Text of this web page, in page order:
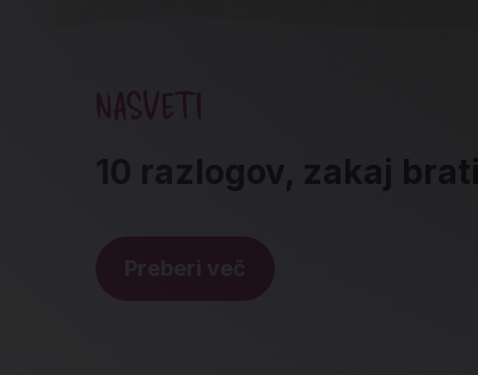
NASVETI
10 razlogov, zakaj brati
Preberi več